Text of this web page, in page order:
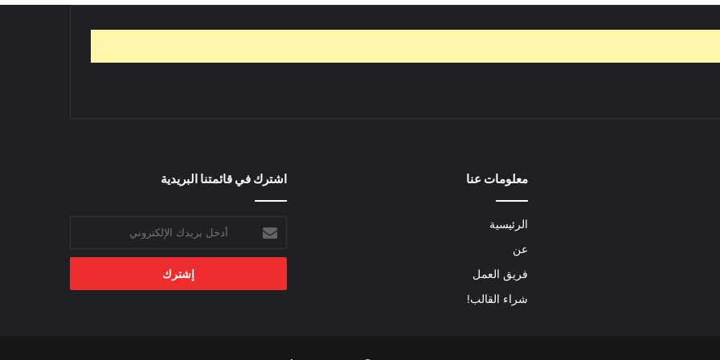
معلومات عنا
الرئيسية
عن
فريق العمل
شراء القالب!
اشترك في قائمتنا البريدية
بريدك
الإلكتروني